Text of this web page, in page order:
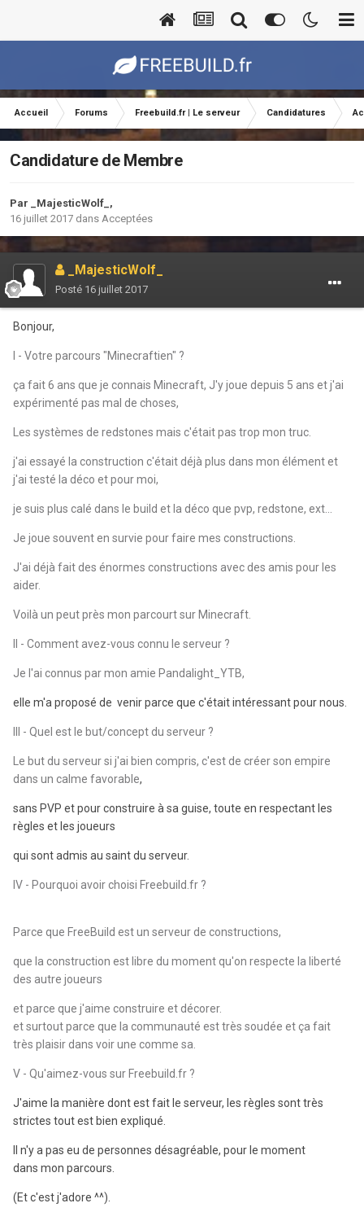
Accueil Forums Freebuild.fr | Le serveur Candidatures
Candidature de Membre
Par _MajesticWolf_ ,
16 juillet 2017 dans Acceptées
_MajesticWolf_
Posté 16 juillet 2017
Bonjour,
I - Votre parcours "Minecraftien" ?
ça fait 6 ans que je connais Minecraft, J'y joue depuis 5 ans et j'ai
expérimenté pas mal de choses,
Les systèmes de redstones mais c'était pas trop mon truc.
j'ai essayé la construction c'était déjà plus dans mon élément et
j'ai testé la déco et pour moi,
je suis plus calé dans le build et la déco que pvp, redstone, ext...
Je joue souvent en survie pour faire mes constructions.
J'ai déjà fait des énormes constructions avec des amis pour les
aider.
Voilà un peut près mon parcourt sur Minecraft.
II - Comment avez-vous connu le serveur ?
Je l'ai connus par mon amie Pandalight_YTB,
elle m'a proposé de venir parce que c'était intéressant pour nous.
III - Quel est le but/concept du serveur ?
Le but du serveur si j'ai bien compris, c'est de créer son empire
dans un calme favorable,
sans PVP et pour construire à sa guise, toute en respectant les
règles et les joueurs
qui sont admis au saint du serveur.
IV - Pourquoi avoir choisi Freebuild.fr ?
Parce que FreeBuild est un serveur de constructions,
que la construction est libre du moment qu'on respecte la liberté
des autre joueurs
et parce que j'aime construire et décorer.
et surtout parce que la communauté est très soudée et ça fait
très plaisir dans voir une comme sa.
V - Qu'aimez-vous sur Freebuild.fr ?
J'aime la manière dont est fait le serveur, les règles sont très
strictes tout est bien expliqué.
Il n'y a pas eu de personnes désagréable, pour le moment
dans mon parcours.
(Et c'est j'adore ^^).